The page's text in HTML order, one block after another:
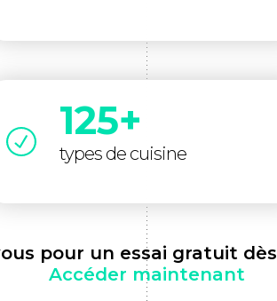
125+
types de cuisine
pour un essai gratuit
Accéder maintenant